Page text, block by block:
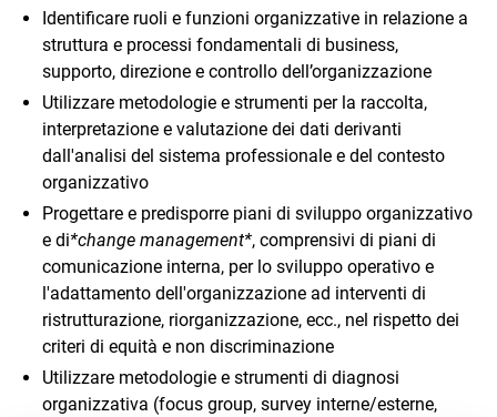
Identificare ruoli e funzioni organizzative in relazione a
struttura e processi fondamentali di business,
supporto, direzione e controllo dell’organizzazione
Utilizzare metodologie e strumenti per la raccolta,
interpretazione e valutazione dei dati derivanti
dall'analisi del sistema professionale e del contesto
organizzativo
Progettare e predisporre piani di sviluppo organizzativo
e di*change management*, comprensivi di piani di
comunicazione interna, per lo sviluppo operativo e
l'adattamento dell'organizzazione ad interventi di
ristrutturazione, riorganizzazione, ecc., nel rispetto dei
criteri di equità e non discriminazione
Utilizzare metodologie e strumenti di diagnosi
organizzativa (focus group, survey interne/esterne,